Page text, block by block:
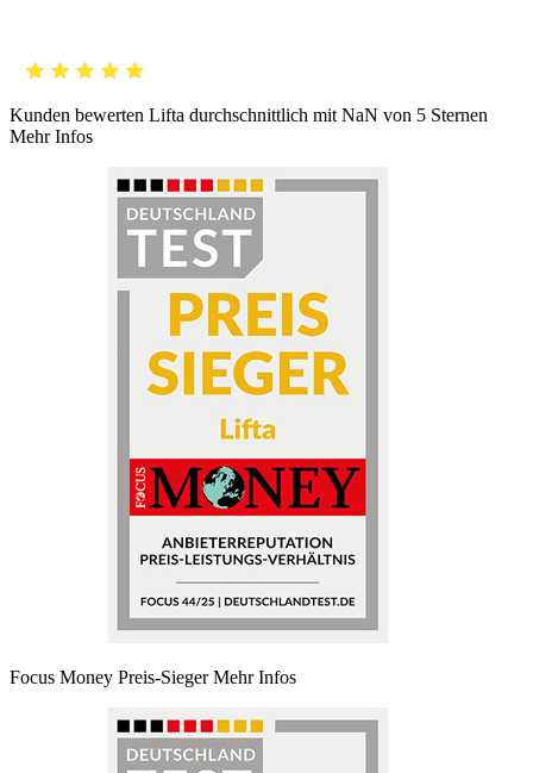
Kunden bewerten Lifta durchschnittlich mit NaN von 5 Sternen
Mehr Infos
Focus Money Preis-SiegerMehr Infos